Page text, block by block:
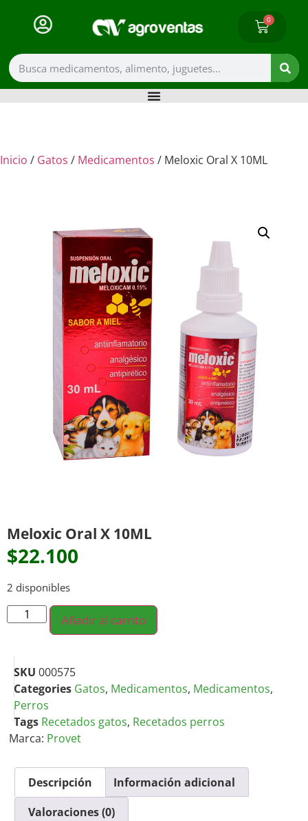
0
Inicio / Gatos / Medicamentos / Meloxic Oral X 10ML
Meloxic Oral X 10ML
$22.100
2 disponibles
Añadir al carrito
SKU 000575
Categories Gatos, Medicamentos, Medicamentos,
Perros
Tags Recetados gatos, Recetados perros
Marca: Provet
Descripción
Información adicional
Valoraciones (0)